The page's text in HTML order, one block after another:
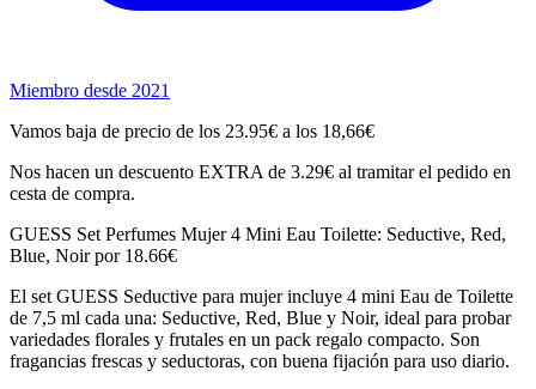
Miembro desde 2021
Vamos baja de precio de los 23.95€ a los 18,66€
Nos hacen un descuento EXTRA de 3.29€ al tramitar el pedido en
cesta de compra.
GUESS Set Perfumes Mujer 4 Mini Eau Toilette: Seductive, Red,
Blue, Noir por 18.66€
El set GUESS Seductive para mujer incluye 4 mini Eau de Toilette
de 7,5 ml cada una: Seductive, Red, Blue y Noir, ideal para probar
variedades florales y frutales en un pack regalo compacto. Son
fragancias frescas y seductoras, con buena fijación para uso diario.